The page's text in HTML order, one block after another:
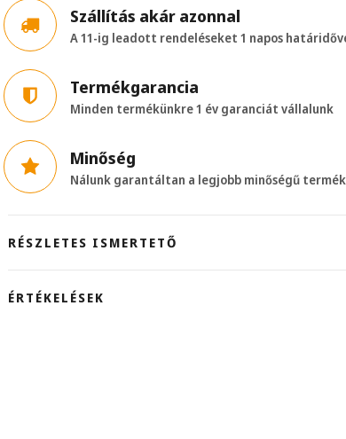
Szállítás akár azonnal
A 11-ig leadott rendeléseket 1 napos
Termékgarancia
Minden termékünkre 1 év garanciát vállalunk
Minőség
Nálunk garantáltan a legjobb minőségű
RÉSZLETES ISMERTETŐ
ÉRTÉKELÉSEK